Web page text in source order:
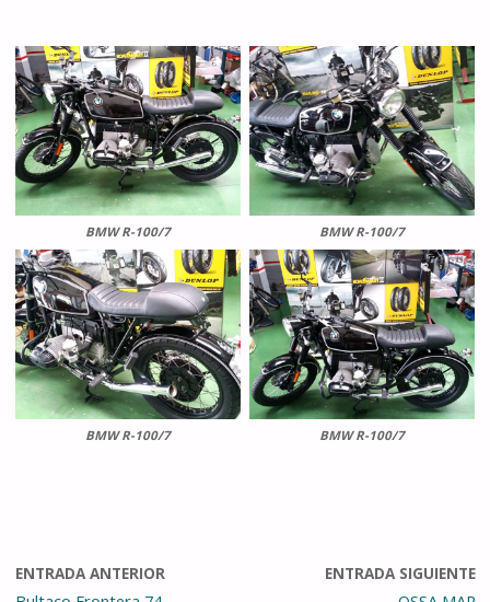
BMW R-100/7 BMW R-100/7
BMW R-100/7 BMW R-100/7
ENTRADA ANTERIOR ENTRADA SIGUIENTE